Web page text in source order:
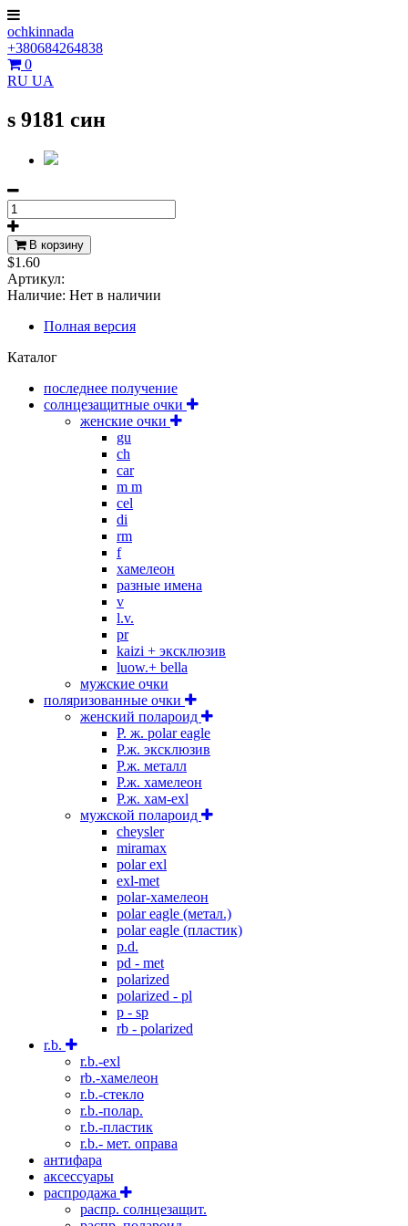
ochkinnada
+380684264838
0
RU UA
s 9181 син
В корзину
$1.60
Артикул:
Наличие: Нет в наличии
Полная версия
Каталог
последнее получение
солнцезащитные очки
женские очки
gu
ch
car
m m
cel
di
rm
f
хамелеон
разные имена
v
l.v.
pr
kaizi + эксклюзив
luow.+ bella
мужские очки
поляризованные очки
женский полароид
P. ж. polar eagle
P.ж. эксклюзив
Р.ж. металл
P.ж. хамелеон
Р.ж. хам-exl
мужской полароид
cheysler
miramax
polar exl
exl-met
polar-хамелеон
polar eagle (метал.)
polar eagle (пластик)
p.d.
pd - met
polarized
polarized - pl
p - sp
rb - polarized
r.b.
r.b.-exl
rb.-хамелеон
r.b.-стекло
r.b.-полар.
r.b.-пластик
r.b.- мет. оправа
антифара
аксессуары
распродажа
распр. солнцезащит.